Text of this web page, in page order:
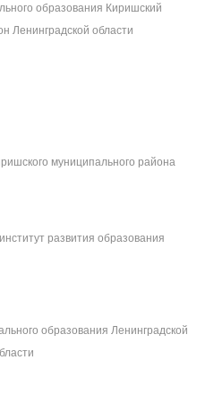
образования Киришский
Ленинградской области
муниципального района
развития образования
образования Ленинградской